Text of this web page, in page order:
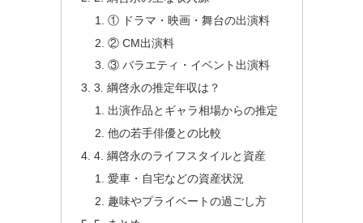
① ドラマ・映画・舞台の出演料
② CM出演料
③ バラエティ・イベント出演料
3. 綱啓永の推定年収は？
出演作品とギャラ相場からの推定
他の若手俳優との比較
4. 綱啓永のライフスタイルと資産
愛車・自宅などの資産状況
趣味やプライベートの過ごし方